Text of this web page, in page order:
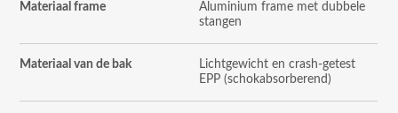
Materiaal frame
Aluminium frame met dubbele
stangen
Materiaal van de bak
Lichtgewicht en crash-getest
EPP (schokabsorberend)